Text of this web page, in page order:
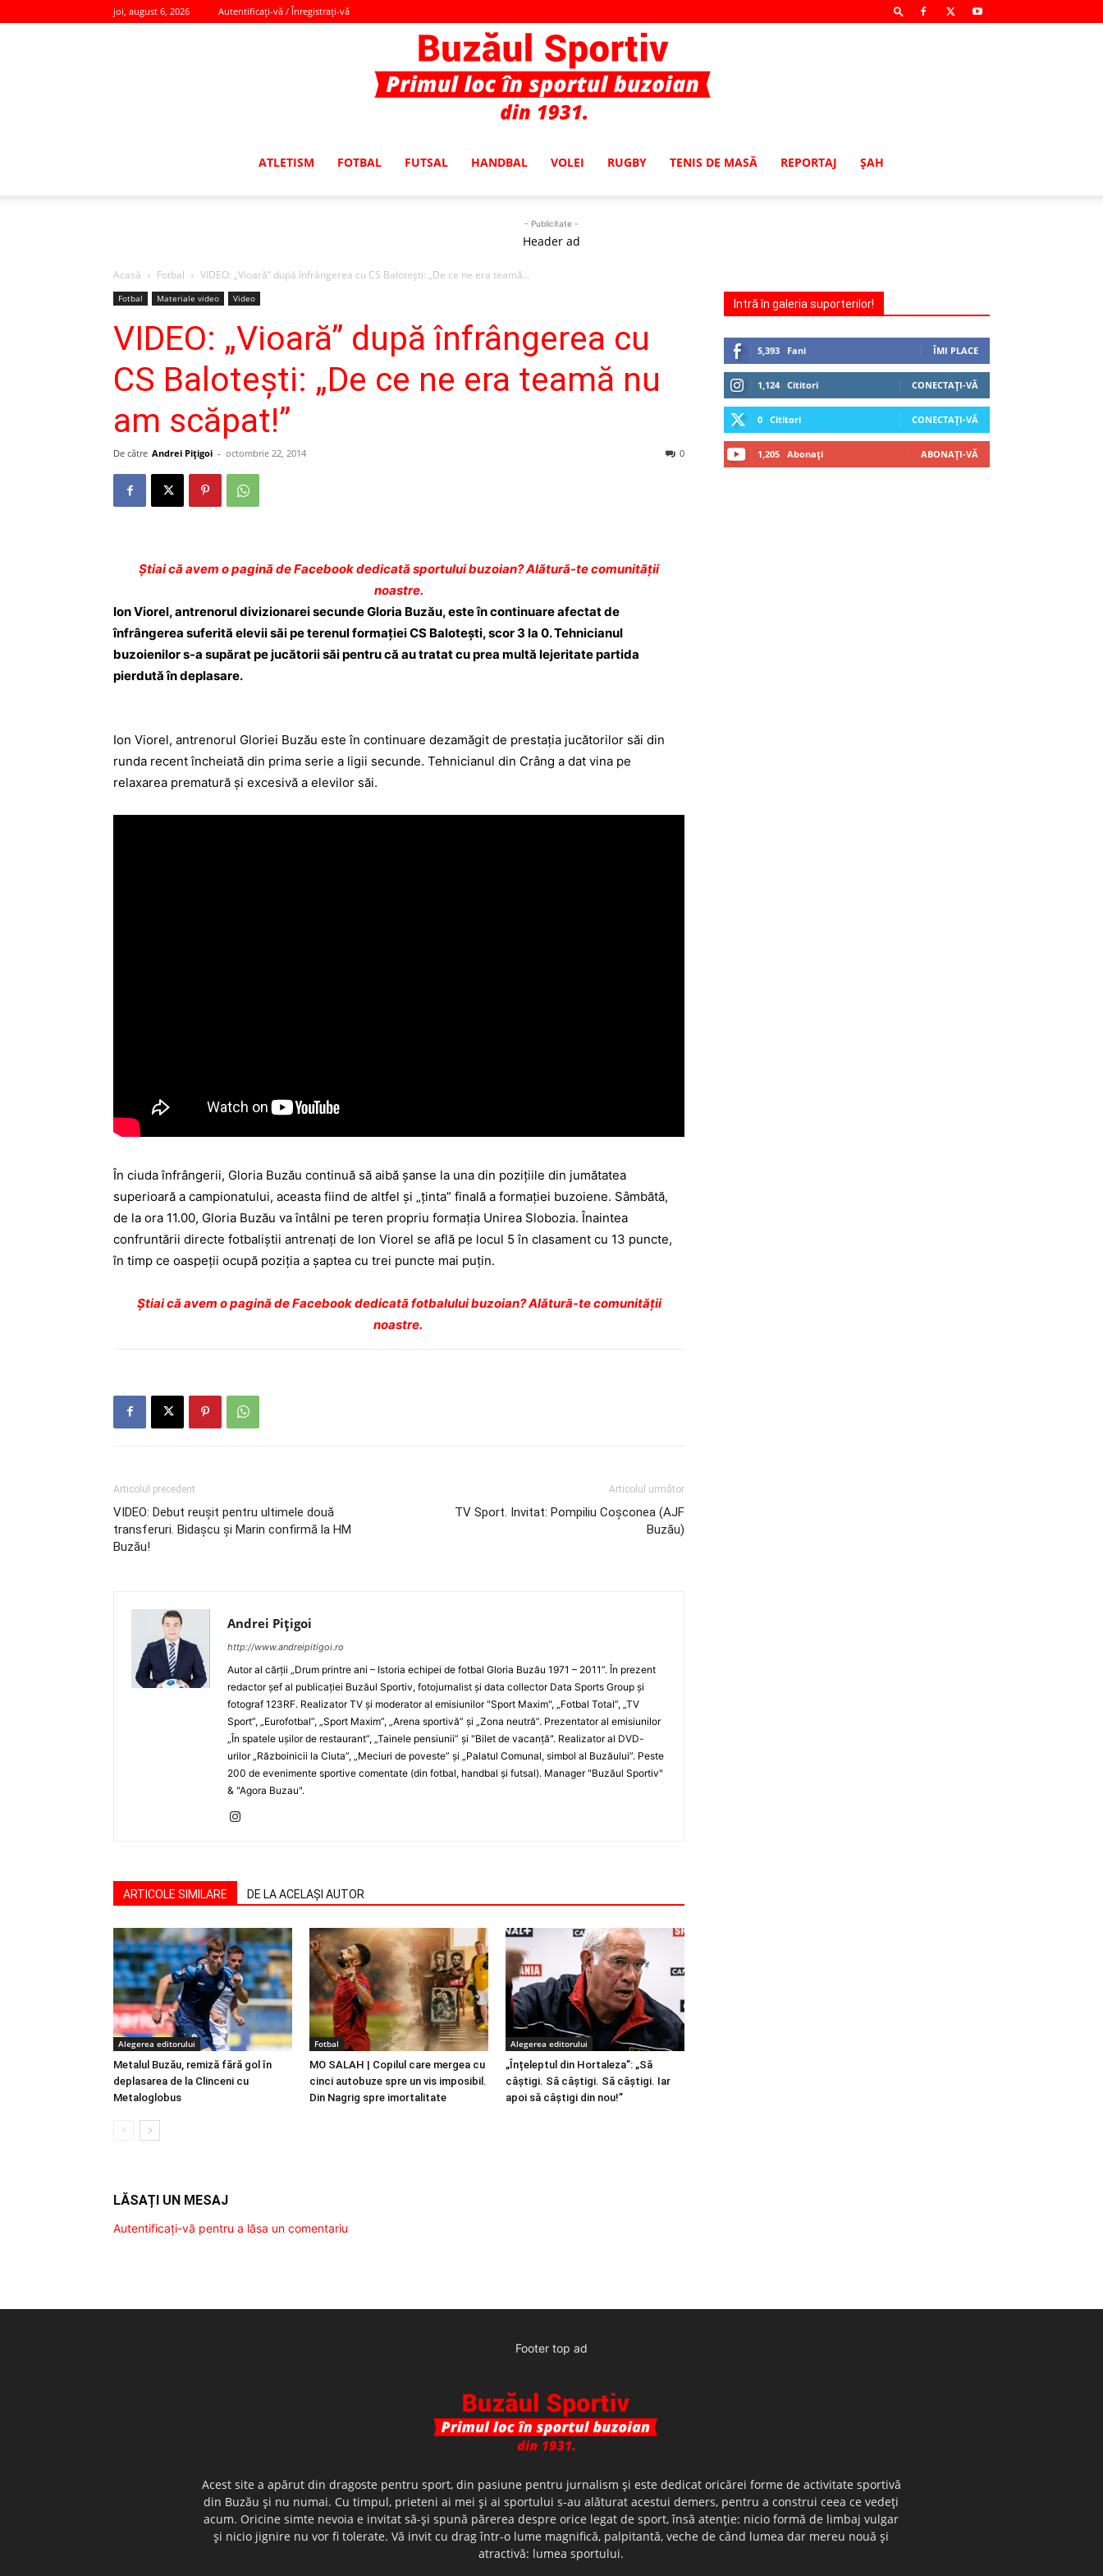
joi, august 6, 2026 Autentificați-vă / Înregistrați-vă
ATLETISM FOTBAL FUTSAL HANDBAL VOLEI RUGBY TENIS DE MASĂ REPORTAJ ŞAH
- Publicitate -
Header ad
Acasă Fotbal VIDEO: „Vioară” după înfrângerea cu CS Baloteşti: „De ce ne era teamă...
Fotbal Materiale video Video
VIDEO: „Vioară” după înfrângerea cu
CS Baloteşti: „De ce ne era teamă nu
am scăpat!”
De către Andrei Pițigoi - octombrie 22, 2014 0
Ştiai că avem o pagină de Facebook dedicată sportului buzoian? Alătură-te comunității
noastre.
Ion Viorel, antrenorul divizionarei secunde Gloria Buzău, este în continuare afectat de
înfrângerea suferită elevii săi pe terenul formaţiei CS Baloteşti, scor 3 la 0. Tehnicianul
buzoienilor s-a supărat pe jucătorii săi pentru că au tratat cu prea multă lejeritate partida
pierdută în deplasare.
Ion Viorel, antrenorul Gloriei Buzău este în continuare dezamăgit de prestaţia jucătorilor săi din
runda recent încheiată din prima serie a ligii secunde. Tehnicianul din Crâng a dat vina pe
relaxarea prematură şi excesivă a elevilor săi.
În ciuda înfrângerii, Gloria Buzău continuă să aibă şanse la una din poziţiile din jumătatea
superioară a campionatului, aceasta fiind de altfel şi „ţinta” finală a formaţiei buzoiene. Sâmbătă,
de la ora 11.00, Gloria Buzău va întâlni pe teren propriu formaţia Unirea Slobozia. Înaintea
confruntării directe fotbaliştii antrenaţi de Ion Viorel se află pe locul 5 în clasament cu 13 puncte,
în timp ce oaspeţii ocupă poziţia a şaptea cu trei puncte mai puţin.
Ştiai că avem o pagină de Facebook dedicată fotbalului buzoian? Alătură-te comunității
noastre.
Articolul precedent
VIDEO: Debut reuşit pentru ultimele două
transferuri. Bidaşcu şi Marin confirmă la HM
Buzău!
Articolul următor
TV Sport. Invitat: Pompiliu Coşconea (AJF
Buzău)
Andrei Pițigoi
http://www.andreipitigoi.ro
Autor al cărţii „Drum printre ani – Istoria echipei de fotbal Gloria Buzău 1971 – 2011”. În prezent
redactor şef al publicaţiei Buzăul Sportiv, fotojurnalist şi data collector Data Sports Group şi
fotograf 123RF. Realizator TV şi moderator al emisiunilor "Sport Maxim", „Fotbal Total”, „TV
Sport”, „Eurofotbal”, „Sport Maxim”, „Arena sportivă” şi „Zona neutră”. Prezentator al emisiunilor
„În spatele uşilor de restaurant”, „Tainele pensiunii” şi "Bilet de vacanţă". Realizator al DVD-
urilor „Războinicii la Ciuta”, „Meciuri de poveste” şi „Palatul Comunal, simbol al Buzăului”. Peste
200 de evenimente sportive comentate (din fotbal, handbal şi futsal). Manager "Buzăul Sportiv"
& "Agora Buzau".
ARTICOLE SIMILARE DE LA ACELAȘI AUTOR
Alegerea editorului
Metalul Buzău, remiză fără gol în
deplasarea de la Clinceni cu
Metaloglobus
Fotbal
MO SALAH | Copilul care mergea cu
cinci autobuze spre un vis imposibil.
Din Nagrig spre imortalitate
Alegerea editorului
„Înțeleptul din Hortaleza”: „Să
câștigi. Să câștigi. Să câștigi. Iar
apoi să câștigi din nou!”
LĂSAȚI UN MESAJ
Autentificați-vă pentru a lăsa un comentariu
Intră în galeria suporterilor!
5,393 Fani ÎMI PLACE
1,124 Cititori CONECTAȚI-VĂ
0 Cititori CONECTAȚI-VĂ
1,205 Abonați ABONAȚI-VĂ
Footer top ad
Acest site a apărut din dragoste pentru sport, din pasiune pentru jurnalism şi este dedicat oricărei forme de activitate sportivă
din Buzău şi nu numai. Cu timpul, prieteni ai mei şi ai sportului s-au alăturat acestui demers, pentru a construi ceea ce vedeţi
acum. Oricine simte nevoia e invitat să-şi spună părerea despre orice legat de sport, însă atenţie: nicio formă de limbaj vulgar
şi nicio jignire nu vor fi tolerate. Vă invit cu drag într-o lume magnifică, palpitantă, veche de când lumea dar mereu nouă şi
atractivă: lumea sportului.